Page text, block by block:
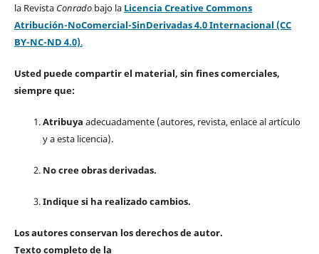
la Revista Conradobajo la Licencia Creative Commons
Atribución-NoComercial-SinDerivadas 4.0 Internacional (CC
BY-NC-ND 4.0).
Usted puede compartir el material, sin fines comerciales,
siempre que:
Atribuya adecuadamente (autores, revista, enlace al artículo
y a esta licencia).
No cree obras derivadas.
Indique si ha realizado cambios.
Los autores conservan los derechos de autor.
Texto completo de la